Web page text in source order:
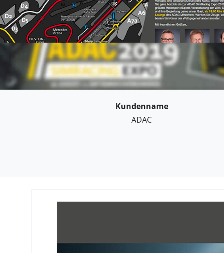
Kundenname
ADAC